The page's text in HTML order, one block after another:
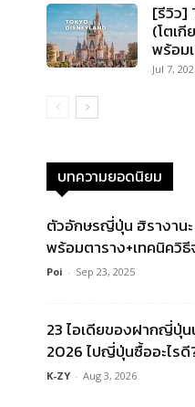
[รีวิว]
(โตเ
พร้อม
Jul 7,
บทความยอดนิยม
ตัวอักษรญี่ปุ่น ฮิรางาน
พร้อมตาราง+เทคนิควิธี
Poi - Sep 23, 2025
23 ไอเดียของฝากญี่ปุ่
2026 ไปญี่ปุ่นซื้ออะไรดี
K-ZY - Aug 3, 2026